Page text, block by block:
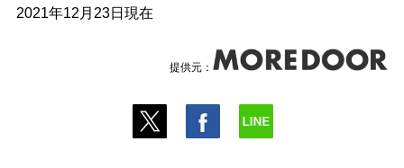
2021年12月23日現在
提供元：